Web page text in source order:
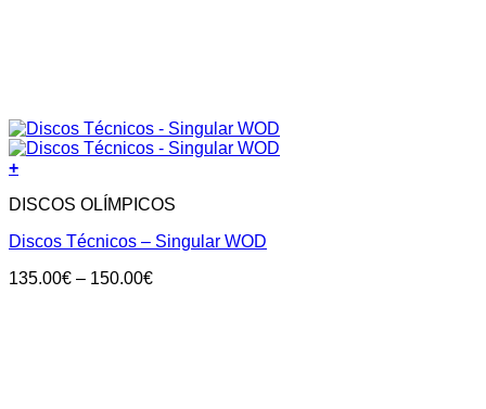
+
DISCOS OLÍMPICOS
Discos Técnicos – Singular WOD
135.00€ – 150.00€Price